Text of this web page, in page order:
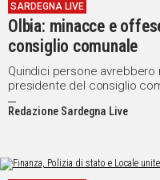
SARDEGNA LIVE
Olbia: minacce e
consiglio comunale
Quindici persone
presidente del consiglio
Redazione Sardegna Live